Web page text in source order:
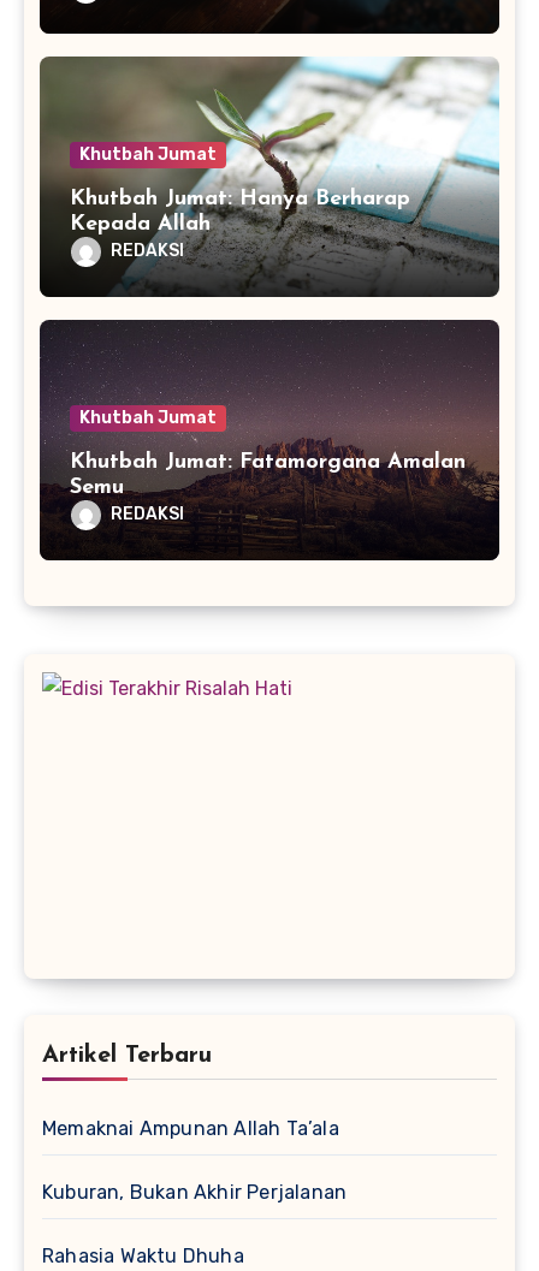
Khutbah Jumat
Khutbah Jumat: Hanya Berharap
Kepada Allah
REDAKSI
Khutbah Jumat
Khutbah Jumat: Fatamorgana Amalan
Semu
REDAKSI
Artikel Terbaru
Memaknai Ampunan Allah Ta’ala
Kuburan, Bukan Akhir Perjalanan
Rahasia Waktu Dhuha